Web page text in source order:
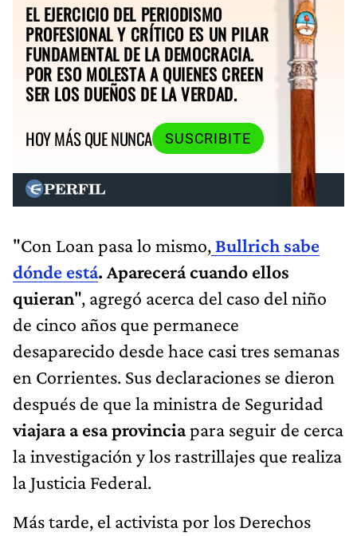
EL EJERCICIO DEL PERIODISMO
PROFESIONAL Y CRÍTICO ES UN PILAR
FUNDAMENTAL DE LA DEMOCRACIA.
POR ESO MOLESTA A QUIENES CREEN
SER LOS DUEÑOS DE LA VERDAD.
HOY MÁS QUE NUNCA
SUSCRIBITE
"Con Loan pasa lo mismo, Bullrich sabe
dónde está. Aparecerá cuando ellos
quieran", agregó acerca del caso del niño
de cinco años que permanece
desaparecido desde hace casi tres semanas
en Corrientes. Sus declaraciones se dieron
después de que la ministra de Seguridad
viajara a esa provinciapara seguir de cerca
la investigación y los rastrillajes que realiza
la Justicia Federal.
Más tarde, el activista por los Derechos